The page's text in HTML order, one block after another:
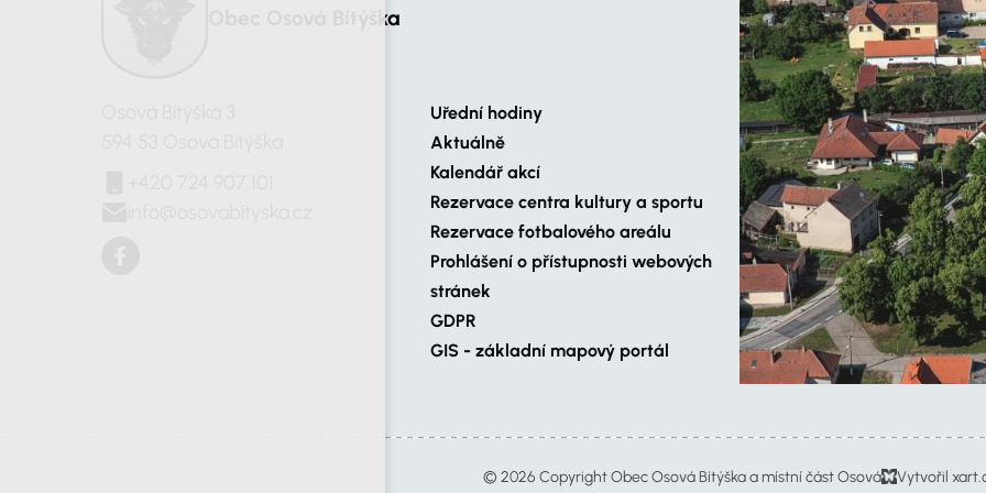
Obec Osová Bítýška
Uřední hodiny
Aktuálně
Kalendář akcí
Rezervace centra kultury a sportu
Rezervace fotbalového areálu
Prohlášení o přístupnosti webových
stránek
GDPR
GIS - základní mapový portál
© 2026 Copyright Obec Osová Bítýška a místní část Osová Vytvořil